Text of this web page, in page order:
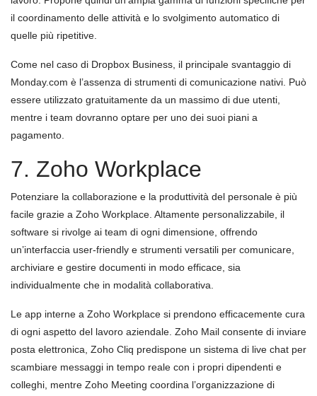
il coordinamento delle attività e lo svolgimento automatico di
quelle più ripetitive.
Come nel caso di Dropbox Business, il principale svantaggio di
Monday.com è l’assenza di strumenti di comunicazione nativi. Può
essere utilizzato gratuitamente da un massimo di due utenti,
mentre i team dovranno optare per uno dei suoi piani a
pagamento.
7. Zoho Workplace
Potenziare la collaborazione e la produttività del personale è più
facile grazie a Zoho Workplace. Altamente personalizzabile, il
software si rivolge ai team di ogni dimensione, offrendo
un’interfaccia user-friendly e strumenti versatili per comunicare,
archiviare e gestire documenti in modo efficace, sia
individualmente che in modalità collaborativa.
Le app interne a Zoho Workplace si prendono efficacemente cura
di ogni aspetto del lavoro aziendale. Zoho Mail consente di inviare
posta elettronica, Zoho Cliq predispone un sistema di live chat per
scambiare messaggi in tempo reale con i propri dipendenti e
colleghi, mentre Zoho Meeting coordina l’organizzazione di